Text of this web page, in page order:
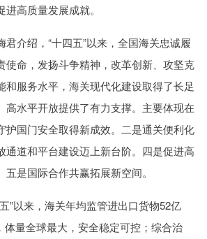
高质量发展成就。
介绍，“十四五”以来，全国海关忠诚履
使命，发扬斗争精神，改革创新、攻坚克
和服务水平，海关现代化建设取得了长足
高水平开放提供了有力支撑。主要体现在
护国门安全取得新成效。二是通关便利化
通道和平台建设迈上新台阶。四是促进高
是国际合作共赢拓展新空间。
以来，海关年均监管进出口货物52亿
体量全球最大，安全稳定可控；综合治